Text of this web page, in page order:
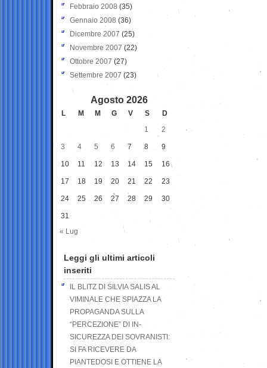
Febbraio 2008 (35)
Gennaio 2008 (36)
Dicembre 2007 (25)
Novembre 2007 (22)
Ottobre 2007 (27)
Settembre 2007 (23)
Agosto 2026
L M M G V S
D
1
2
3 4 5 6 7 8 9
10 11 12 13 14 15 16
17 18 19 20 21 22 23
24 25 26 27 28 29 30
31
« Lug
Leggi gli ultimi articoli
inseriti
IL BLITZ DI SILVIA SALIS AL
VIMINALE CHE SPIAZZA LA
PROPAGANDA SULLA
“PERCEZIONE” DI IN-
SICUREZZA DEI SOVRANISTI:
SI FA RICEVERE DA
PIANTEDOSI E OTTIENE LA